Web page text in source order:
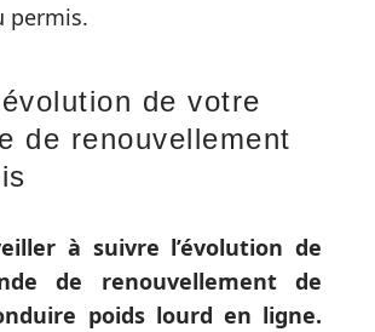
permis.
de votre
de renouvellement
à suivre l’évolution de
de renouvellement de
poids lourd en ligne.